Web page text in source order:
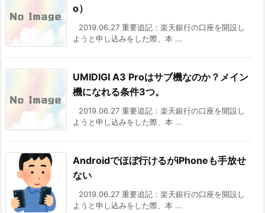
o）
2019.06.27 重要追記：楽天銀行の口座を開設し
ようと申し込みをした際、本 ...
UMIDIGI A3 Proはサブ機なのか？メイン
機になれる条件3つ。
2019.06.27 重要追記：楽天銀行の口座を開設し
ようと申し込みをした際、本 ...
Androidでほぼ行けるがiPhoneも手放せ
ない
2019.06.27 重要追記：楽天銀行の口座を開設し
ようと申し込みをした際、本 ...